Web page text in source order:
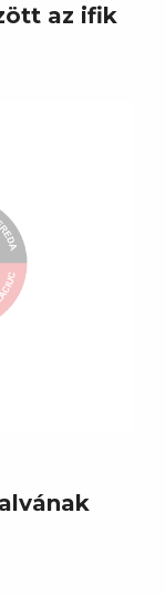
az ifik